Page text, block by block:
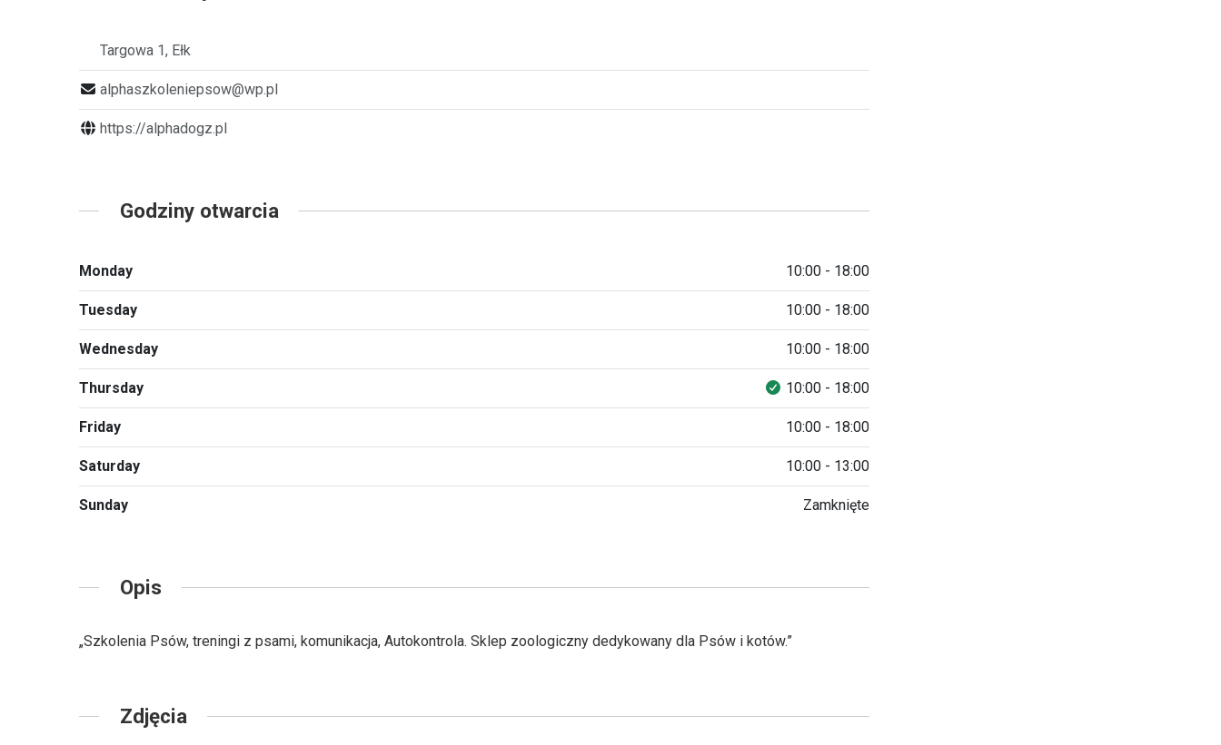
Targowa 1, Ełk
alphaszkoleniepsow@wp.pl
https://alphadogz.pl
Godziny otwarcia
Monday 10:00 - 18:00
Tuesday 10:00 - 18:00
Wednesday 10:00 - 18:00
Thursday 10:00 - 18:00
Friday 10:00 - 18:00
Saturday 10:00 - 13:00
Sunday Zamknięte
Opis
„Szkolenia Psów, treningi z psami, komunikacja, Autokontrola. Sklep zoologiczny dedykowany dla Psów i kotów.”
Zdjęcia